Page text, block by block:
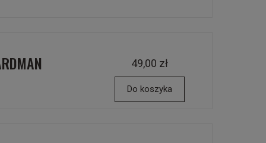
49,00 zł
Do koszyka